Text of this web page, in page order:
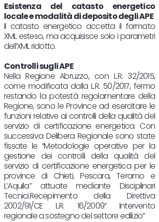
Esistenza del catasto energetico
locale e modalità di deposito degli APE
Il catasto energetico accetta il formato
XML esteso, ma acquisisce solo i parametri
dell’XML ridotto.
Controlli sugli APE
Nella Regione Abruzzo, con L.R. 32/2015,
come modificata dalla L.R. 50/2017, fermo
restando la potestà regolamentare della
Regione, sono le Province ad esercitare le
funzioni relative ai controlli della qualità del
servizio di certificazione energetica. Con
successiva Delibera Regionale sono state
fissate le “Metodologie operative per la
gestione dei controlli della qualità del
servizio di certificazione energetica per le
province di Chieti, Pescara, Teramo e
L’Aquila” attuate mediante Disciplinari
Tecnici.Recepimento della Direttiva
2002/91/CE L.R. 16/2009” Intervento
regionale a sostegno del settore edilizio”